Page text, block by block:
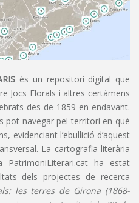
és un repositori digital que
Jocs Florals i altres certàmens
des de 1859 en endavant.
pot navegar pel territori en què
evidenciant l’ebullició d’aquest
La cartografia literària
PatrimoniLiterari.cat ha estat
dels projectes de recerca
les terres de Girona (1868-